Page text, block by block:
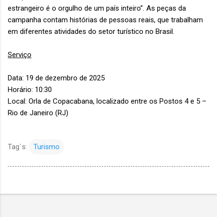
estrangeiro é o orgulho de um país inteiro”. As peças da
campanha contam histórias de pessoas reais, que trabalham
em diferentes atividades do setor turístico no Brasil.
Serviço
Data: 19 de dezembro de 2025
Horário: 10:30
Local: Orla de Copacabana, localizado entre os Postos 4 e 5 –
Rio de Janeiro (RJ)
Tag´s: Turismo